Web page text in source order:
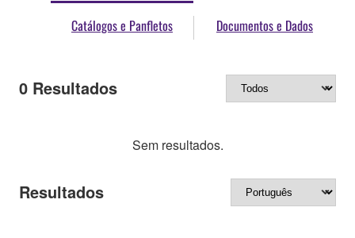
Catálogos e Panfletos Documentos e Dados
0 Resultados
Sem resultados.
Resultados